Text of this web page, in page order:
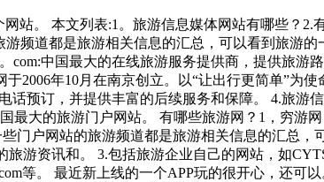
站。 本文列表:1。旅游信息媒体网站有哪些？2.
频道都是旅游相关信息的汇总，可以看到旅游
com:中国最大的在线旅游服务提供商，提供旅游
2006年10月在南京创立。以“让出行更简单”为
预订，并提供丰富的后续服务和保障。 4.旅游信
最大的旅游门户网站。 有哪些旅游网？1，穷游
门户网站的旅游频道都是旅游相关信息的汇总，
游资讯和。 3.包括旅游企业自己的网站，如
等。 最近新上线的一个APP玩的很开心，还可